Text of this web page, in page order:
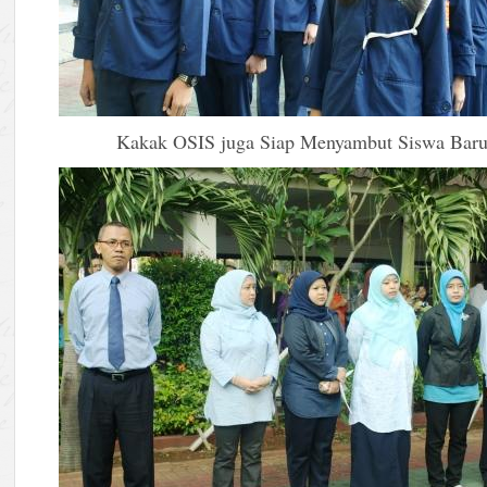
Kakak OSIS juga Siap Menyambut Siswa